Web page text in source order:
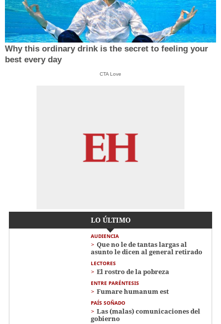
Why this ordinary drink is the secret to feeling your
best every day
CTA Love
LO ÚLTIMO
AUDIENCIA
Que no le de tantas largas al
asunto le dicen al general retirado
LECTORES
El rostro de la pobreza
ENTRE PARÉNTESIS
Fumare humanum est
PAÍS SOÑADO
Las (malas) comunicaciones del
gobierno